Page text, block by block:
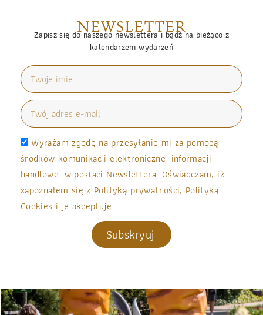
NEWSLETTER
Zapisz się do naszego newslettera i bądź na bieżąco z
kalendarzem wydarzeń
Wyrażam zgodę na przesyłanie mi za pomocą
środków komunikacji elektronicznej informacji
handlowej w postaci Newslettera. Oświadczam, iż
zapoznałem się z Polityką prywatności, Polityką
Cookies i je akceptuję.
Subskryuj